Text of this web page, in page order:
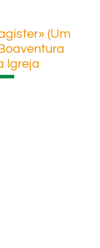
(Um
Igreja